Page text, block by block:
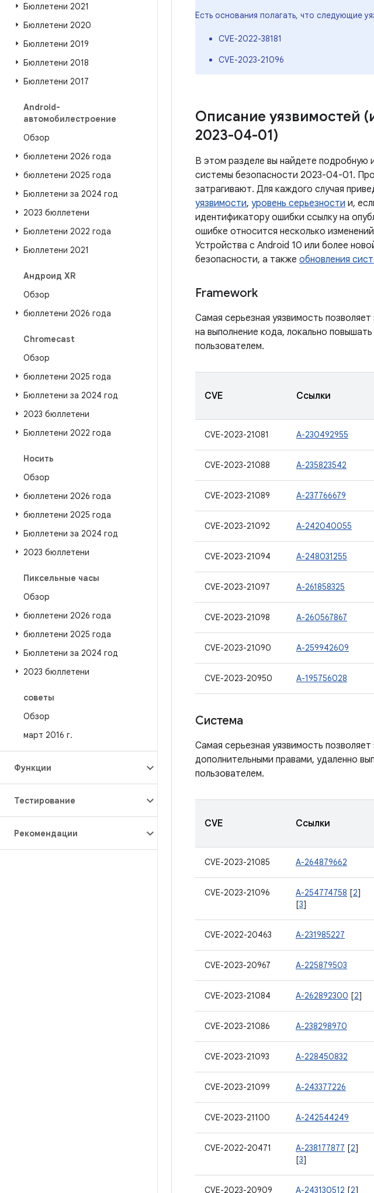
Бюллетени 2021
Бюллетени 2020
Бюллетени 2019
Бюллетени 2018
Бюллетени 2017
Android-
автомобилестроение
Обзор
бюллетени 2026 года
бюллетени 2025 года
Бюллетени за 2024 год
2023 бюллетени
Бюллетени 2022 года
Бюллетени 2021
Андроид XR
Обзор
бюллетени 2026 года
Chromecast
Обзор
бюллетени 2025 года
Бюллетени за 2024 год
2023 бюллетени
Бюллетени 2022 года
Носить
Обзор
бюллетени 2026 года
бюллетени 2025 года
Бюллетени за 2024 год
2023 бюллетени
Пиксельные часы
Обзор
бюллетени 2026 года
бюллетени 2025 года
Бюллетени за 2024 год
2023 бюллетени
советы
Обзор
март 2016 г.
Функции
Тестирование
Рекомендации
Есть основания полагать, что следующие
CVE-2022-38181
CVE-2023-21096
Описание уязвимостей
2023-04-01)
В этом разделе вы найдете подробную
системы безопасности 2023-04-01.
затрагивают. Для каждого случая
уязвимости, уровень серьезности и,
идентификатору ошибки ссылку на
ошибке относится несколько
Устройства с Android 10 или более
безопасности, а также обновления
Framework
Самая серьезная уязвимость
на выполнение кода, локально
пользователем.
CVE Ссылки
CVE-2023-21081 A-230492955
CVE-2023-21088 A-235823542
CVE-2023-21089 A-237766679
CVE-2023-21092 A-242040055
CVE-2023-21094 A-248031255
CVE-2023-21097 A-261858325
CVE-2023-21098 A-260567867
CVE-2023-21090 A-259942609
CVE-2023-20950 A-195756028
Система
Самая серьезная уязвимость
дополнительными правами, удаленно
пользователем.
CVE Ссылки
CVE-2023-21085 A-264879662
CVE-2023-21096 A-254774758 [2]
[3]
CVE-2022-20463 A-231985227
CVE-2023-20967 A-225879503
CVE-2023-21084 A-262892300 [2]
CVE-2023-21086 A-238298970
CVE-2023-21093 A-228450832
CVE-2023-21099 A-243377226
CVE-2023-21100 A-242544249
CVE-2022-20471 A-238177877 [2]
[3]
CVE-2023-20909 A-243130512 [2]